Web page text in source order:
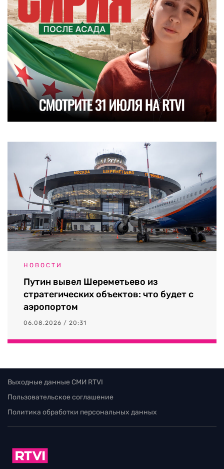
НОВОСТИ
Путин вывел Шереметьево из
стратегических объектов: что будет с
аэропортом
06.08.2026 / 20:31
Выходные данные СМИ RTVI
Пользовательское соглашение
Политика обработки персональных данных